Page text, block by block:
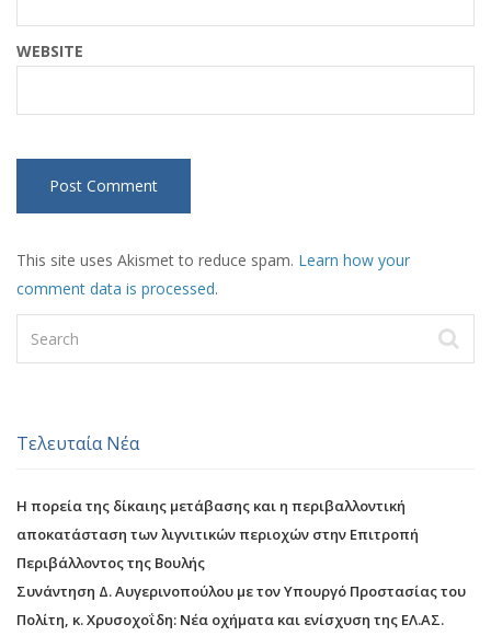
WEBSITE
This site uses Akismet to reduce spam. Learn how your
comment data is processed.
Τελευταία Νέα
Η πορεία της δίκαιης μετάβασης και η περιβαλλοντική
αποκατάσταση των λιγνιτικών περιοχών στην Επιτροπή
Περιβάλλοντος της Βουλής
Συνάντηση Δ. Αυγερινοπούλου με τον Υπουργό Προστασίας του
Πολίτη, κ. Χρυσοχοΐδη: Νέα οχήματα και ενίσχυση της ΕΛ.ΑΣ.